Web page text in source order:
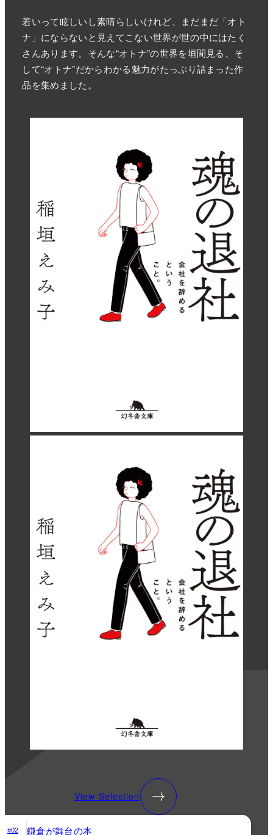
若いって眩しいし素晴らしいけれど、まだまだ「オト
ナ」にならないと見えてこない世界が世の中にはたく
さんあります。そんな“オトナ”の世界を垣間見る、そ
して“オトナ”だからわかる魅力がたっぷり詰まった作
品を集めました。
View Selection
#02 鎌倉が舞台の本